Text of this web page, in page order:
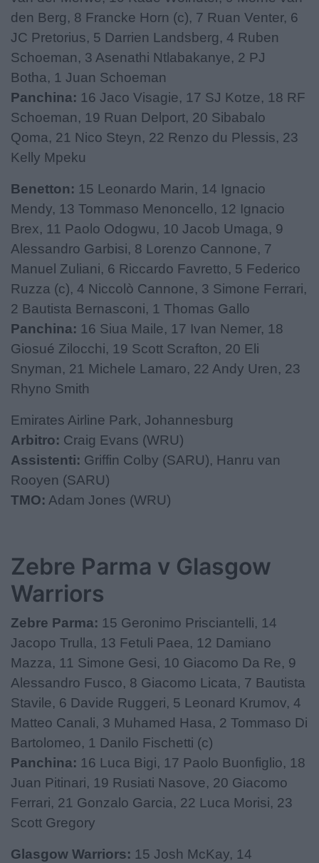
den Berg, 8 Francke Horn (c), 7 Ruan Venter, 6
JC Pretorius, 5 Darrien Landsberg, 4 Ruben
Schoeman, 3 Asenathi Ntlabakanye, 2 PJ
Botha, 1 Juan Schoeman
Panchina: 16 Jaco Visagie, 17 SJ Kotze, 18 RF
Schoeman, 19 Ruan Delport, 20 Sibabalo
Qoma, 21 Nico Steyn, 22 Renzo du Plessis, 23
Kelly Mpeku
Benetton: 15 Leonardo Marin, 14 Ignacio
Mendy, 13 Tommaso Menoncello, 12 Ignacio
Brex, 11 Paolo Odogwu, 10 Jacob Umaga, 9
Alessandro Garbisi, 8 Lorenzo Cannone, 7
Manuel Zuliani, 6 Riccardo Favretto, 5 Federico
Ruzza (c), 4 Niccolò Cannone, 3 Simone Ferrari,
2 Bautista Bernasconi, 1 Thomas Gallo
Panchina: 16 Siua Maile, 17 Ivan Nemer, 18
Giosué Zilocchi, 19 Scott Scrafton, 20 Eli
Snyman, 21 Michele Lamaro, 22 Andy Uren, 23
Rhyno Smith
Emirates Airline Park, Johannesburg
Arbitro: Craig Evans (WRU)
Assistenti: Griffin Colby (SARU), Hanru van
Rooyen (SARU)
TMO: Adam Jones (WRU)
Zebre Parma v Glasgow
Warriors
Zebre Parma: 15 Geronimo Prisciantelli, 14
Jacopo Trulla, 13 Fetuli Paea, 12 Damiano
Mazza, 11 Simone Gesi, 10 Giacomo Da Re, 9
Alessandro Fusco, 8 Giacomo Licata, 7 Bautista
Stavile, 6 Davide Ruggeri, 5 Leonard Krumov, 4
Matteo Canali, 3 Muhamed Hasa, 2 Tommaso Di
Bartolomeo, 1 Danilo Fischetti (c)
Panchina: 16 Luca Bigi, 17 Paolo Buonfiglio, 18
Juan Pitinari, 19 Rusiati Nasove, 20 Giacomo
Ferrari, 21 Gonzalo Garcia, 22 Luca Morisi, 23
Scott Gregory
Glasgow Warriors: 15 Josh McKay, 14